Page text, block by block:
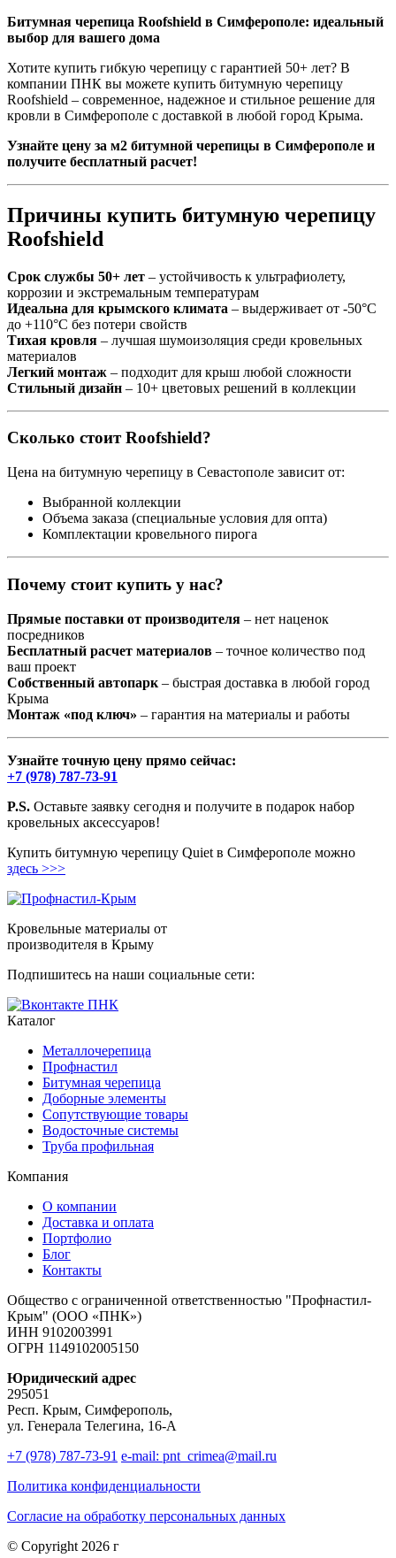
Битумная черепица Roofshield в Симферополе: идеальный
выбор для вашего дома
Хотите купить гибкую черепицу с гарантией 50+ лет? В
компании ПНК вы можете купить битумную черепицу
Roofshield – современное, надежное и стильное решение для
кровли в Симферополе с доставкой в любой город Крыма.
Узнайте цену за м2 битумной черепицы в Симферополе и
получите бесплатный расчет!
Причины купить битумную черепицу
Roofshield
Срок службы 50+ лет – устойчивость к ультрафиолету,
коррозии и экстремальным температурам
Идеальна для крымского климата – выдерживает от -50°C
до +110°C без потери свойств
Тихая кровля – лучшая шумоизоляция среди кровельных
материалов
Легкий монтаж – подходит для крыш любой сложности
Стильный дизайн – 10+ цветовых решений в коллекции
Сколько стоит Roofshield?
Цена на битумную черепицу в Севастополе зависит от:
Выбранной коллекции
Объема заказа (специальные условия для опта)
Комплектации кровельного пирога
Почему стоит купить у нас?
Прямые поставки от производителя – нет наценок
посредников
Бесплатный расчет материалов – точное количество под
ваш проект
Собственный автопарк – быстрая доставка в любой город
Крыма
Монтаж «под ключ» – гарантия на материалы и работы
Узнайте точную цену прямо сейчас:
+7 (978) 787-73-91
P.S. Оставьте заявку сегодня и получите в подарок набор
кровельных аксессуаров!
Купить битумную черепицу Quiet в Симферополе можно
здесь >>>
Кровельные материалы от
производителя в Крыму
Подпишитесь на наши социальные сети:
Каталог
Металлочерепица
Профнастил
Битумная черепица
Доборные элементы
Сопутствующие товары
Водосточные системы
Труба профильная
Компания
О компании
Доставка и оплата
Портфолио
Блог
Контакты
Общество с ограниченной ответственностью "Профнастил-
Крым" (ООО «ПНК»)
ИНН 9102003991
ОГРН 1149102005150
Юридический адрес
295051
Респ. Крым, Симферополь,
ул. Генерала Телегина, 16-А
+7 (978) 787-73-91 e-mail: pnt_crimea@mail.ru
Политика конфиденциальности
Согласие на обработку персональных данных
© Copyright 2026 г